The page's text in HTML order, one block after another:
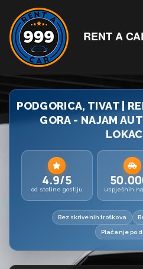
RENT A
PODGORICA, TIVAT |
GORA - NAJAM
4.9/5
od stotine gostiju uspješnih
Bez skrivenih troškova
Plaćanje po